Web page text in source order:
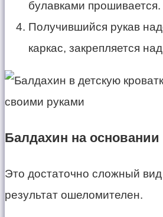
булавками прошивается.
Получившийся рукав
каркас, закрепляется
Балдахин на основании
Это достаточно сложный
результат ошеломителен.